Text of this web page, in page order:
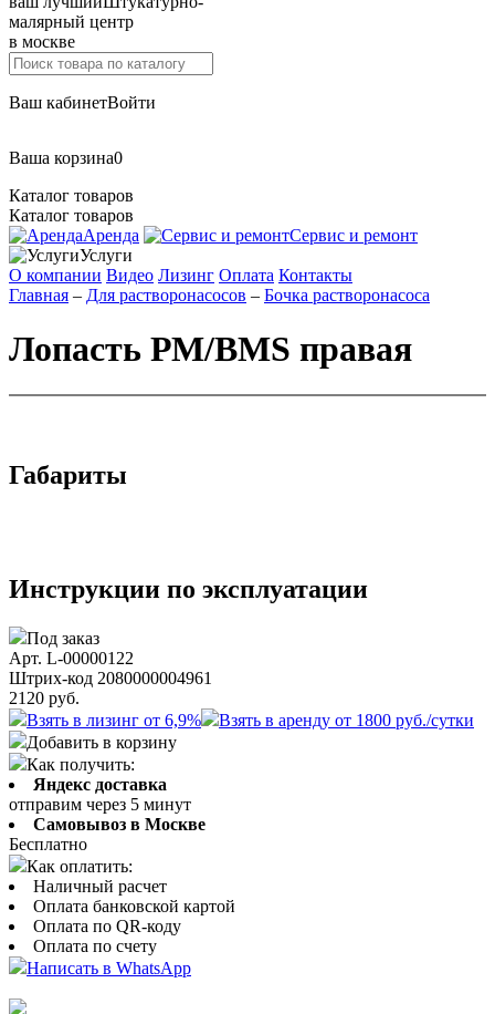
малярный центр
в москве
Ваш кабинетВойти
Ваша корзина0
Каталог товаров
Каталог товаров
Аренда
Сервис и ремонт
Услуги
О компании Видео Лизинг Оплата Контакты
Главная – Для растворонасосов – Бочка растворонасоса
Лопасть РМ/BMS правая
Габариты
Инструкции по эксплуатации
Под заказ
Арт. L-00000122
Штрих-код 2080000004961
2120 руб.
Взять в лизинг от 6,9%
Взять в аренду от 1800 руб./сутки
Добавить в корзину
Как получить:
Яндекс доставка
отправим через 5 минут
Самовывоз в Москве
Бесплатно
Как оплатить:
Наличный расчет
Оплата банковской картой
Оплата по QR-коду
Оплата по счету
Написать в WhatsApp